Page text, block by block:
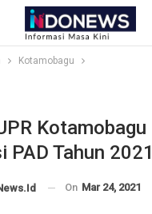
Kotamobagu
Kotamobagu
PAD Tahun 2021
On Mar 24, 2021